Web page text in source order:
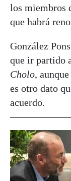
los miembros
que habrá
González
que ir partido
Cholo,
es otro dato
acuerdo.